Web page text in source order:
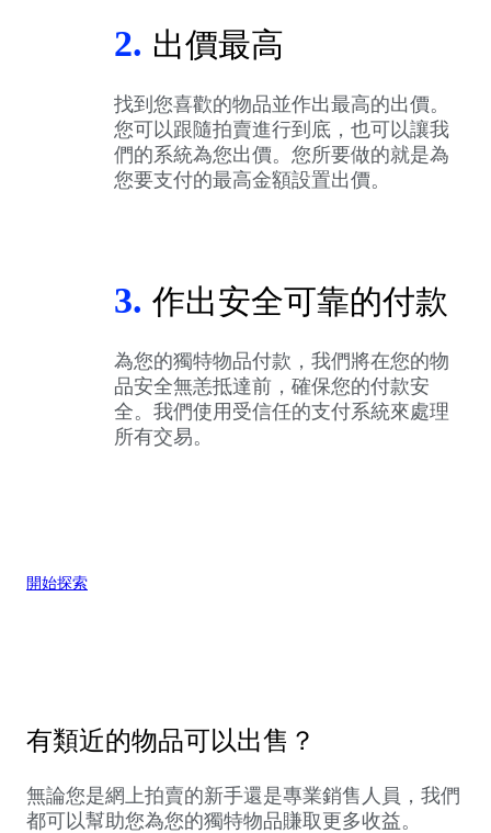
2. 出價最高
找到您喜歡的物品並作出最高的出價。
您可以跟隨拍賣進行到底，也可以讓我
們的系統為您出價。您所要做的就是為
您要支付的最高金額設置出價。
3. 作出安全可靠的付款
為您的獨特物品付款，我們將在您的物
品安全無恙抵達前，確保您的付款安
全。我們使用受信任的支付系統來處理
所有交易。
開始探索
有類近的物品可以出售？
無論您是網上拍賣的新手還是專業銷售人員，我們
都可以幫助您為您的獨特物品賺取更多收益。